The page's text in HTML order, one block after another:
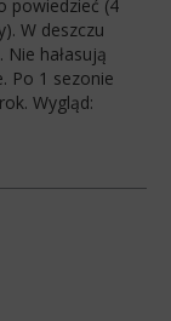
powiedzieć (4
W deszczu
hałasują
Po 1 sezonie
Wygląd: